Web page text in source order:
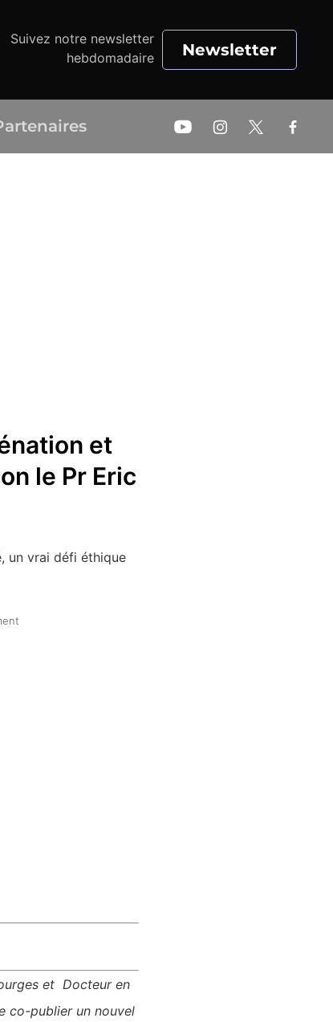
Suivez notre newsletter
hebdomadaire
Newsletter
et
le Pr Eric
un vrai défi éthique
et Docteur en
co-publier un nouvel